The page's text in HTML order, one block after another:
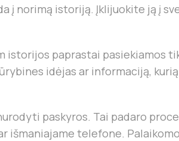
į norimą istoriją. Įklijuokite ją į
istorijos paprastai pasiekiamos
idėjas ar informaciją,
paskyros. Tai padaro
išmaniajame telefone.